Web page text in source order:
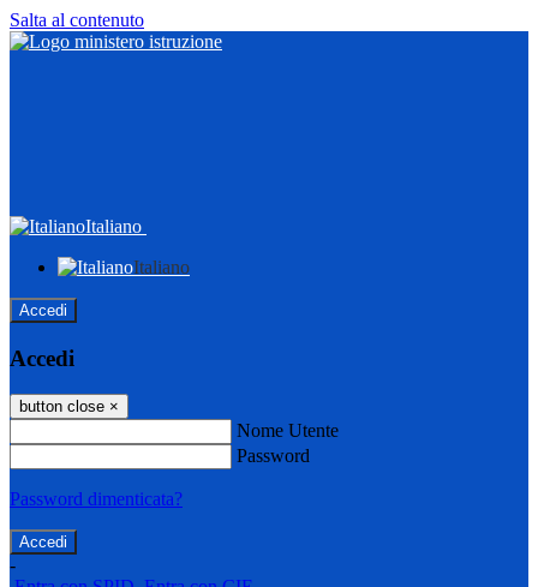
Salta al contenuto
Italiano
Italiano
Accedi
Accedi
button close ×
Nome Utente
Password
Password dimenticata?
-